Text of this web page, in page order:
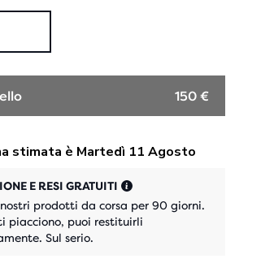
150 €
E RESI GRATUITI
prodotti da corsa per 90 giorni.
piacciono, puoi restituirli
Sul serio.